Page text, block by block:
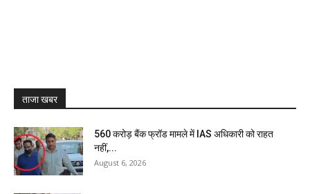
ताजा खबर
₹560 करोड़ बैंक फ्रॉड मामले में IAS अधिकारी को राहत
नहीं,...
August 6, 2026